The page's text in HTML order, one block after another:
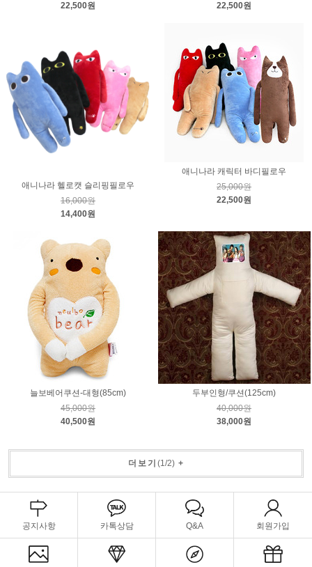
22,500원
22,500원
애니나라 헬로캣 슬리핑필로우
16,000원
14,400원
애니나라 캐릭터 바디필로우
25,000원
22,500원
늘보베어쿠션-대형(85cm)
45,000원
40,500원
두부인형/쿠션(125cm)
40,000원
38,000원
더보기 (1/2)+
공지사항 카톡상담 Q&A 회원가입